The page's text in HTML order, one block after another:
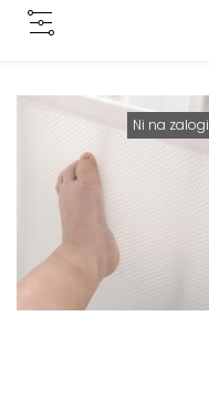
Ni na zalogi